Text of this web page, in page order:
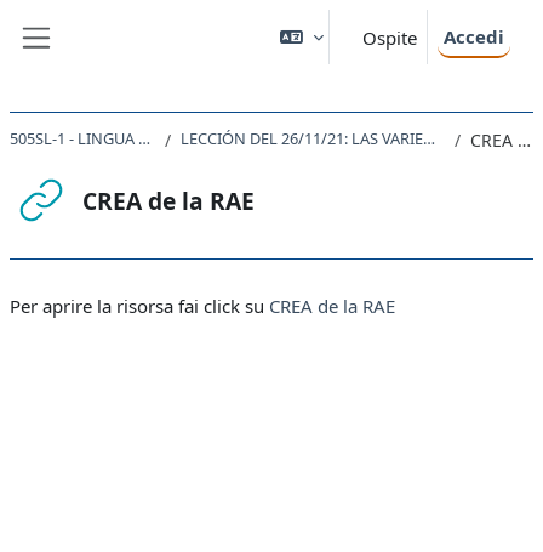
Ospite Accedi
505SL-1 - LINGUA SPAGNOLA 1 2021 LECCIÓN DEL 26/11/21: LAS VARIEDADES LINGÜÍSTICAS DEL ESPAÑOL CREA de la RAE
CREA de la RAE
Per aprire la risorsa fai click su CREA de la RAE